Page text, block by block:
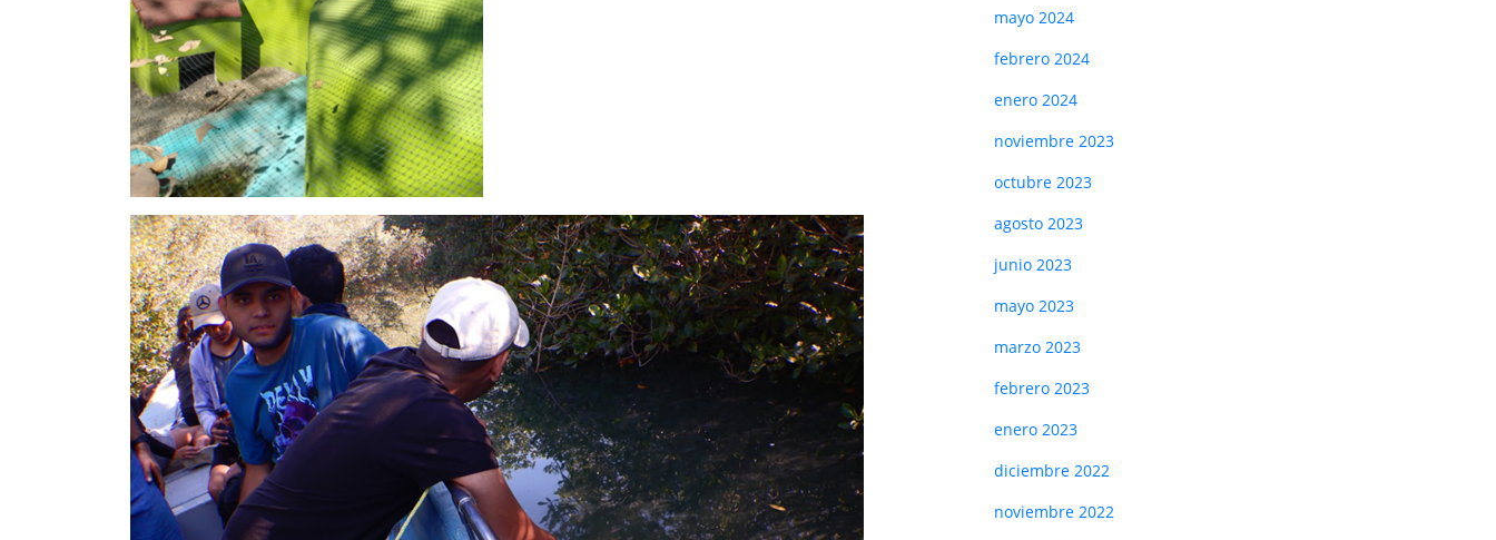
mayo 2024
febrero 2024
enero 2024
noviembre 2023
octubre 2023
agosto 2023
junio 2023
mayo 2023
marzo 2023
febrero 2023
enero 2023
diciembre 2022
noviembre 2022